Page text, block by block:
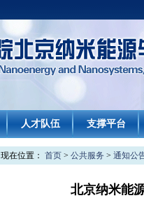
人才队伍 支撑平台
现在位置： 首页> 公共服务 > 通知公
北京纳米能